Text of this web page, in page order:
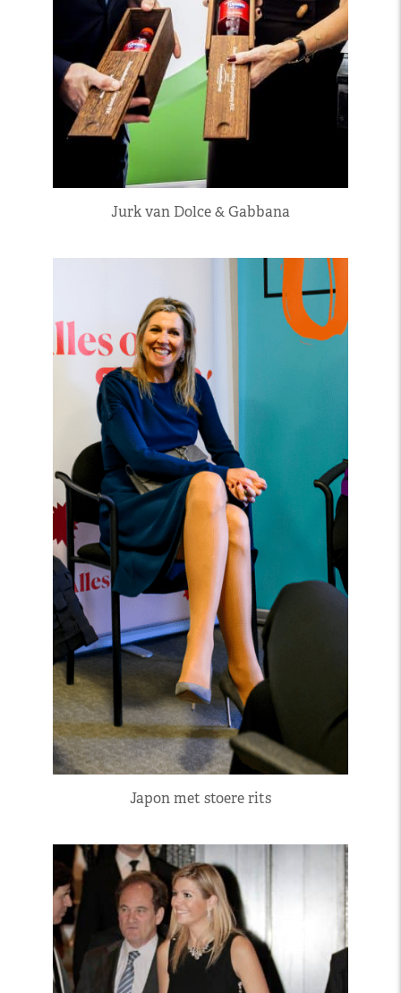
Jurk van Dolce & Gabbana
Japon met stoere rits